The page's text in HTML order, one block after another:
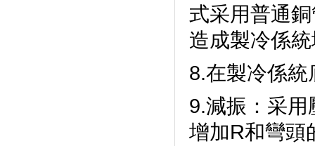
式采用普通銅管
造成製冷係統
8.在製冷係統底
9.減振：
增加R和彎頭